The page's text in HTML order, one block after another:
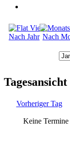
Nach Jahr Nach
Tagesansicht
Vorheriger Tag
Keine Termine